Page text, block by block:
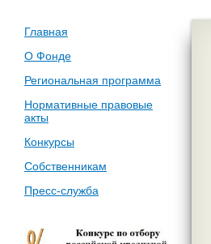
Главная
О Фонде
Региональная программа
Нормативные правовые
акты
Конкурсы
Собственникам
Пресс-служба